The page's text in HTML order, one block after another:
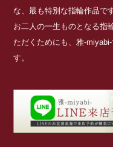
な、最も特別な指輪作品です
お二人の一生ものとなる指
ただくためにも、雅-
す。